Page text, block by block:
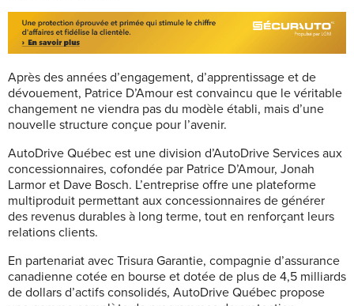
Après des années d’engagement, d’apprentissage et de
dévouement, Patrice D’Amour est convaincu que le véritable
changement ne viendra pas du modèle établi, mais d’une
nouvelle structure conçue pour l’avenir.
AutoDrive Québec est une division d’AutoDrive Services aux
concessionnaires, cofondée par Patrice D’Amour, Jonah
Larmor et Dave Bosch. L’entreprise offre une plateforme
multiproduit permettant aux concessionnaires de générer
des revenus durables à long terme, tout en renforçant leurs
relations clients.
En partenariat avec Trisura Garantie, compagnie d’assurance
canadienne cotée en bourse et dotée de plus de 4,5 milliards
de dollars d’actifs consolidés, AutoDrive Québec propose